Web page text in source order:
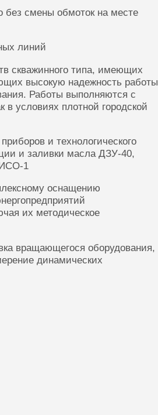
без смены обмоток на месте
линий
скважинного типа, имеющих
высокую надежность работы
Работы выполняются с
условиях плотной городской
и технологического
и заливки масла ДЗУ-40,
ИСО-1
оснащению
их методическое
вращающегося оборудования,
динамических